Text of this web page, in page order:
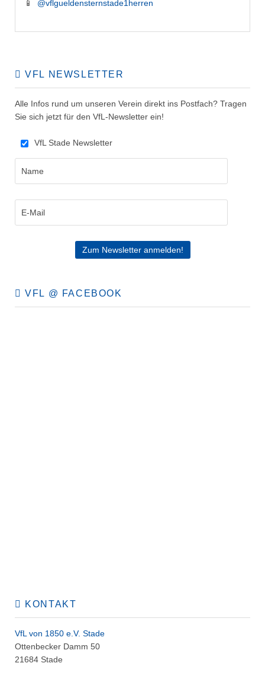
📱 @vflgueldensternstade1herren
VFL NEWSLETTER
Alle Infos rund um unseren Verein direkt ins Postfach? Tragen
Sie sich jetzt für den VfL-Newsletter ein!
VfL Stade Newsletter
VFL @ FACEBOOK
KONTAKT
VfL von 1850 e.V. Stade
Ottenbecker Damm 50
21684 Stade